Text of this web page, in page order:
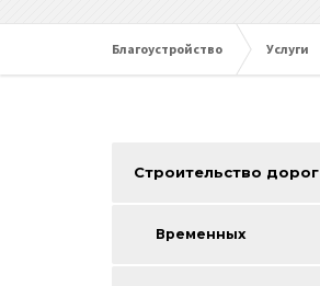
Благоустройство Услуги
Строительство дорог
Временных